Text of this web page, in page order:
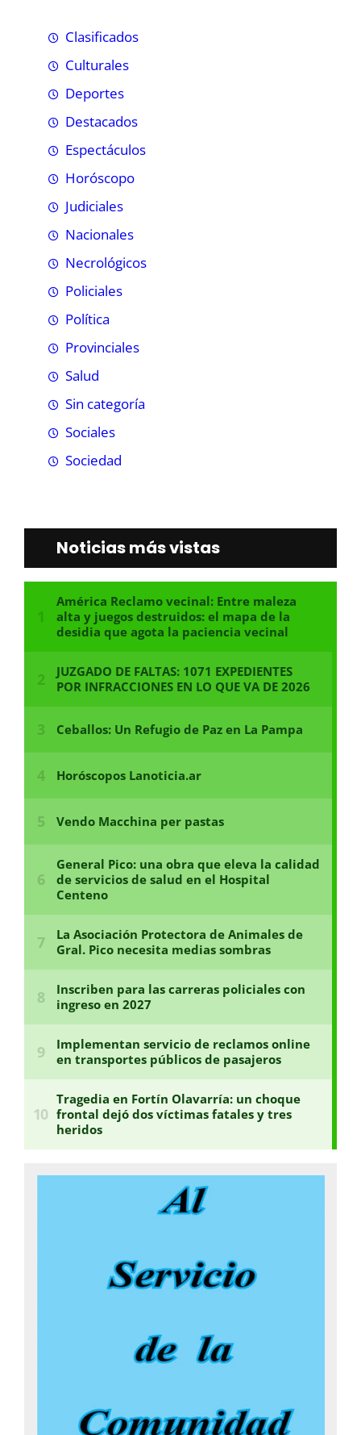
Clasificados
Culturales
Deportes
Destacados
Espectáculos
Horóscopo
Judiciales
Nacionales
Necrológicos
Policiales
Política
Provinciales
Salud
Sin categoría
Sociales
Sociedad
Noticias más vistas